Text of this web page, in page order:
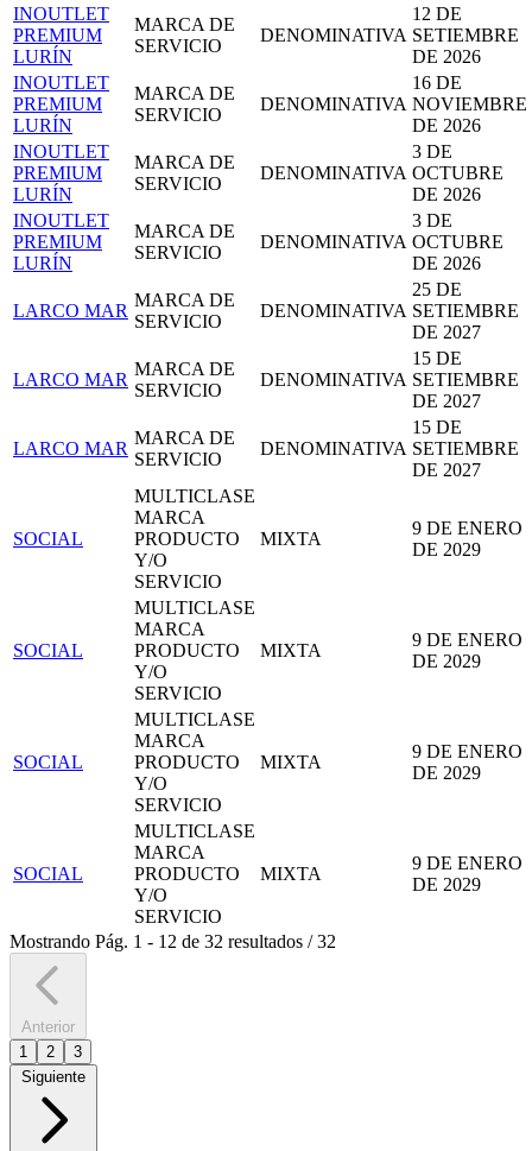
INOUTLET
PREMIUM
LURÍN
MARCA DE
SERVICIO
DENOMINATIVA
12 DE
SETIEMBRE
DE 2026
INOUTLET
PREMIUM
LURÍN
MARCA DE
SERVICIO
DENOMINATIVA
16 DE
NOVIEMBRE
DE 2026
INOUTLET
PREMIUM
LURÍN
MARCA DE
SERVICIO
DENOMINATIVA
3 DE
OCTUBRE
DE 2026
INOUTLET
PREMIUM
LURÍN
MARCA DE
SERVICIO
DENOMINATIVA
3 DE
OCTUBRE
DE 2026
LARCO MAR
MARCA DE
SERVICIO
DENOMINATIVA
25 DE
SETIEMBRE
DE 2027
LARCO MAR
MARCA DE
SERVICIO
DENOMINATIVA
15 DE
SETIEMBRE
DE 2027
LARCO MAR
MARCA DE
SERVICIO
DENOMINATIVA
15 DE
SETIEMBRE
DE 2027
SOCIAL
MULTICLASE
MARCA
PRODUCTO
Y/O
SERVICIO
MIXTA
9 DE ENERO
DE 2029
SOCIAL
MULTICLASE
MARCA
PRODUCTO
Y/O
SERVICIO
MIXTA
9 DE ENERO
DE 2029
SOCIAL
MULTICLASE
MARCA
PRODUCTO
Y/O
SERVICIO
MIXTA
9 DE ENERO
DE 2029
SOCIAL
MULTICLASE
MARCA
PRODUCTO
Y/O
SERVICIO
MIXTA
9 DE ENERO
DE 2029
Mostrando Pág. 1 - 12 de 32 resultados /32
Anterior
1
2
3
Siguiente